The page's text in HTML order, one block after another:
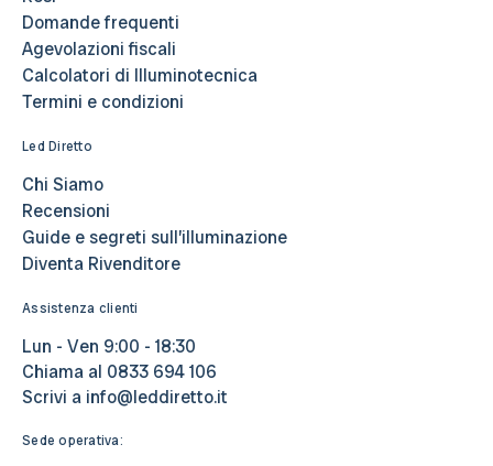
Domande frequenti
Agevolazioni fiscali
Calcolatori di Illuminotecnica
Termini e condizioni
Led Diretto
Chi Siamo
Recensioni
Guide e segreti sull’illuminazione
Diventa Rivenditore
Assistenza clienti
Lun - Ven 9:00 - 18:30
Chiama al 0833 694 106
Scrivi a info@leddiretto.it
Sede operativa: